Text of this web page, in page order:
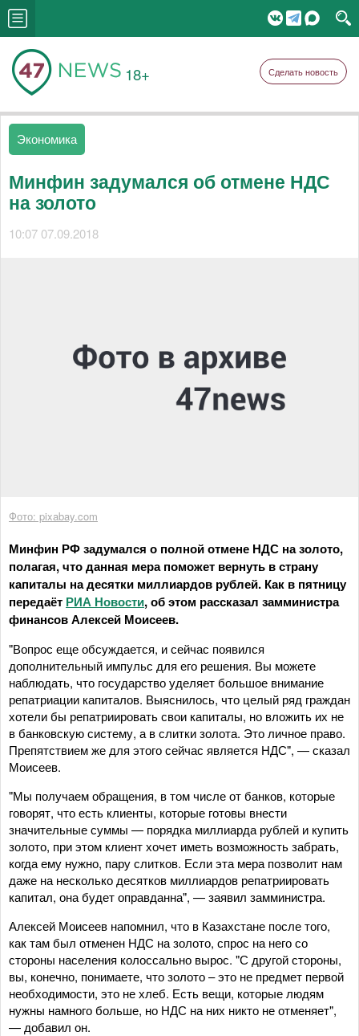
18+ Сделать новость
Экономика
Минфин задумался об отмене НДС
на золото
10:07 07.09.2018
Фото: pixabay.com
Минфин РФ задумался о полной отмене НДС на золото,
полагая, что данная мера поможет вернуть в страну
капиталы на десятки миллиардов рублей. Как в пятницу
передаёт РИА Новости, об этом рассказал замминистра
финансов Алексей Моисеев.
"Вопрос еще обсуждается, и сейчас появился
дополнительный импульс для его решения. Вы можете
наблюдать, что государство уделяет большое внимание
репатриации капиталов. Выяснилось, что целый ряд граждан
хотели бы репатриировать свои капиталы, но вложить их не
в банковскую систему, а в слитки золота. Это личное право.
Препятствием же для этого сейчас является НДС", — сказал
Моисеев.
"Мы получаем обращения, в том числе от банков, которые
говорят, что есть клиенты, которые готовы внести
значительные суммы — порядка миллиарда рублей и купить
золото, при этом клиент хочет иметь возможность забрать,
когда ему нужно, пару слитков. Если эта мера позволит нам
даже на несколько десятков миллиардов репатриировать
капитал, она будет оправданна", — заявил замминистра.
Алексей Моисеев напомнил, что в Казахстане после того,
как там был отменен НДС на золото, спрос на него со
стороны населения колоссально вырос. "С другой стороны,
вы, конечно, понимаете, что золото – это не предмет первой
необходимости, это не хлеб. Есть вещи, которые людям
нужны намного больше, но НДС на них никто не отменяет",
— добавил он.